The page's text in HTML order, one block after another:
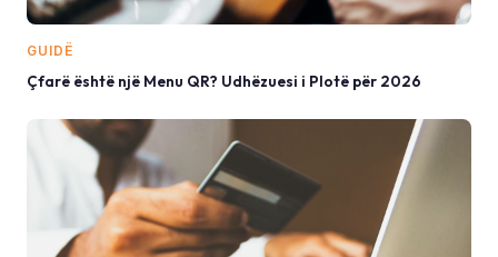
GUIDË
Çfarë është një Menu QR? Udhëzuesi i Plotë për 2026